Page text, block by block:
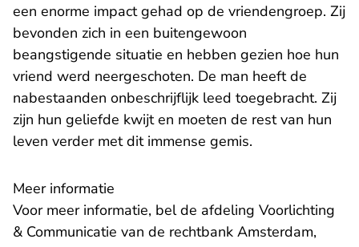
een enorme impact gehad op de vriendengroep. Zij
bevonden zich in een buitengewoon
beangstigende situatie en hebben gezien hoe hun
vriend werd neergeschoten. De man heeft de
nabestaanden onbeschrijflijk leed toegebracht. Zij
zijn hun geliefde kwijt en moeten de rest van hun
leven verder met dit immense gemis.
Meer informatie
Voor meer informatie, bel de afdeling Voorlichting
& Communicatie van de rechtbank Amsterdam,